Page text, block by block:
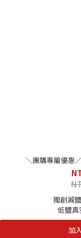
＼團購專屬優惠
獨創減
低鹽真
結合日本一夜干及50%
加